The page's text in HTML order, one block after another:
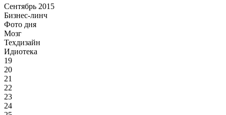
Сентябрь 2015
Бизнес-линч
Фото дня
Мозг
Техдизайн
Идиотека
19
20
21
22
23
24